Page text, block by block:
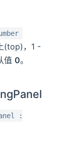
(top)，1 -
值 0。
: